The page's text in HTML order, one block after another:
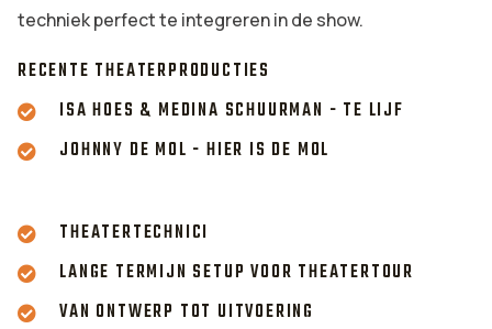
techniek perfect te integreren in de show.
RECENTE THEATERPRODUCTIES
ISA HOES & MEDINA SCHUURMAN - TE LIJF
JOHNNY DE MOL - HIER IS DE MOL
THEATERTECHNICI
LANGE TERMIJN SETUP VOOR THEATERTOUR
VAN ONTWERP TOT UITVOERING